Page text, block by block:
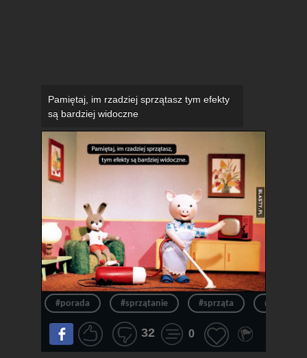
Pamiętaj, im rzadziej sprzątasz tym efekty
są bardziej widoczne
#porada #sprzątanie #sprząta #efekty
32 0